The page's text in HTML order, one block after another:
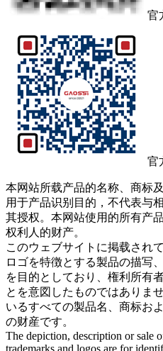
官
官
本网站所载产品的名称、商标
用于产品识别目的，不代表与
其授权。本网站使用的所有产
权利人的财产。
このウェブサイトに掲载され
ロゴを特徴とする製品の描写
を目的としており、権利所有
とを意図したものではありま
いるすべての製品名、商标お
の财産です。
The depiction, description or sale
trademarks and logos are for